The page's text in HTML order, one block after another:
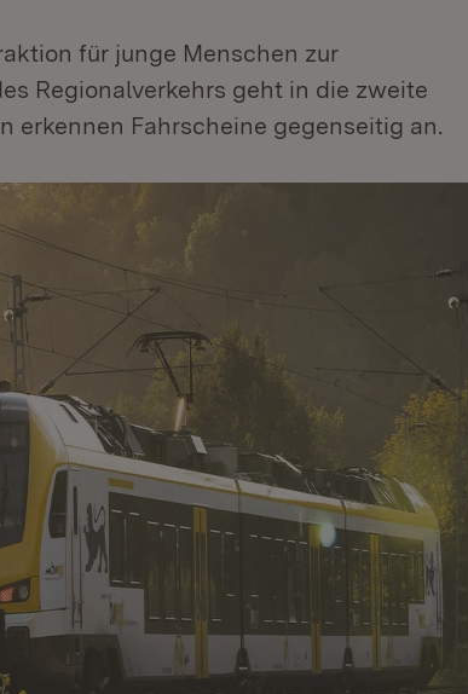
für junge Menschen zur
Regionalverkehrs geht in die zweite
erkennen Fahrscheine gegenseitig an.